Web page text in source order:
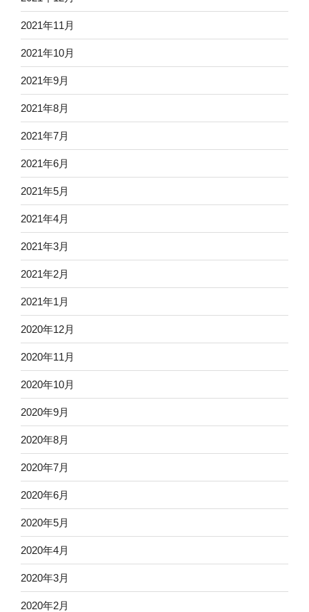
2021年11月
2021年10月
2021年9月
2021年8月
2021年7月
2021年6月
2021年5月
2021年4月
2021年3月
2021年2月
2021年1月
2020年12月
2020年11月
2020年10月
2020年9月
2020年8月
2020年7月
2020年6月
2020年5月
2020年4月
2020年3月
2020年2月